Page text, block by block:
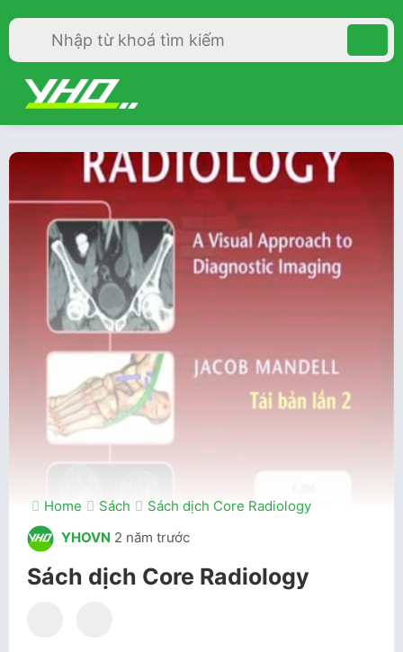
Home Sách
Sách dịch Core Radiology
YHOVN 2 năm trước
Sách dịch Core Radiology